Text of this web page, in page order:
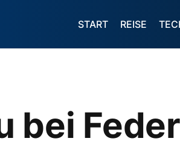
START REISE
bei